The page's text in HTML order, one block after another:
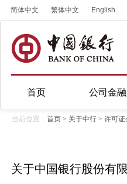
简体中文 繁体中文 English
首页 公司金融
当前位置： 首页 > 关于中行 > 许可证
关于中国银行股份有